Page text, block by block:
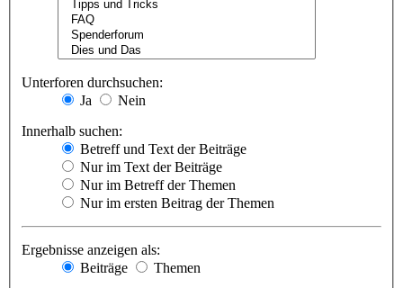
Unterforen durchsuchen:
Ja
Nein
Innerhalb suchen:
Betreff und Text der Beiträge
Nur im Text der Beiträge
Nur im Betreff der Themen
Nur im ersten Beitrag der Themen
Ergebnisse anzeigen als:
Beiträge
Themen